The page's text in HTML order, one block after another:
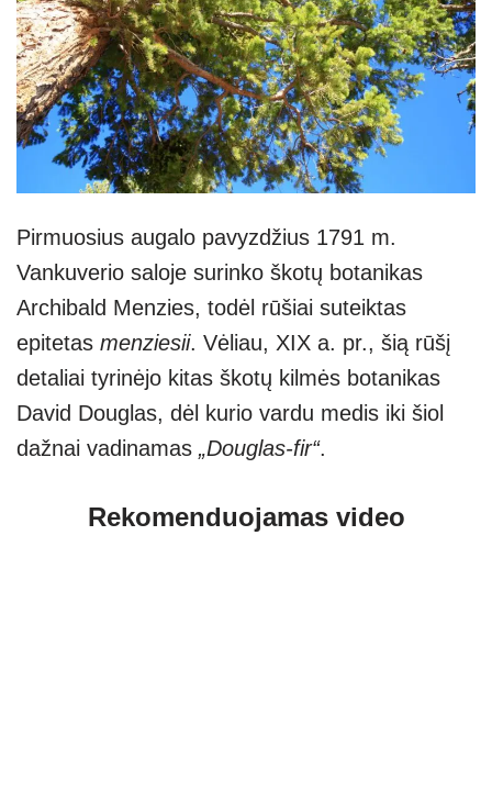
Pirmuosius augalo pavyzdžius 1791 m.
Vankuverio saloje surinko škotų botanikas
Archibald Menzies, todėl rūšiai suteiktas
epitetas menziesii. Vėliau, XIX a. pr., šią rūšį
detaliai tyrinėjo kitas škotų kilmės botanikas
David Douglas, dėl kurio vardu medis iki šiol
dažnai vadinamas „Douglas-fir“.
Rekomenduojamas video